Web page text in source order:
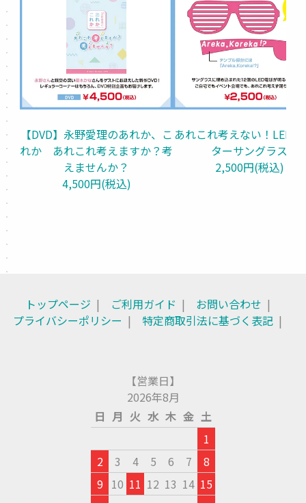
【DVD】永野愛理のあれか、こ
れか　あれこれ考えますか？考
えませんか？
4,500円(税込)
あれこれ考えない！LED
ターサングラス
2,500円(税込)
トップページ ご利用ガイド
お問い合わせ
プライバシーポリシー
特定商取引法に基づく表記
【営業日】
2026年8月
日 月 火 水 木 金 土
1
2
3 4 5 6 7
8
9 10 11 12 13 14 15